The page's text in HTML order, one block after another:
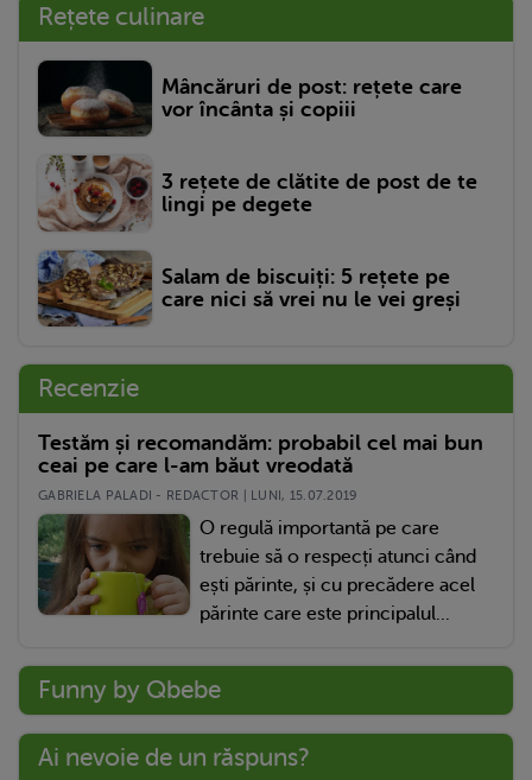
Rețete culinare
Mâncăruri de post: rețete care
vor încânta și copiii
3 rețete de clătite de post de te
lingi pe degete
Salam de biscuiți: 5 rețete pe
care nici să vrei nu le vei greși
Recenzie
Testăm și recomandăm: probabil cel mai bun
ceai pe care l-am băut vreodată
GABRIELA PALADI - REDACTOR | LUNI, 15.07.2019
O regulă importantă pe care
trebuie să o respecți atunci când
ești părinte, și cu precădere acel
părinte care este principalul...
Funny by Qbebe
Ai nevoie de un răspuns?